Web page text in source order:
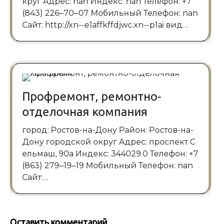
(843) 226‒70‒07 Мобильный Телефон: nan
Сайт: http://xn--e1affkffdjwc.xn--p1ai вид…
Профремонт, ремонтно-
отделочная компания
город: Ростов-на-Дону Район: Ростов-на-
Дону городской округ Адрес: проспект С
ельмаш, 90а Индекс: 344029.0 Телефон: +7
(863) 279‒19‒19 Мобильный Телефон: nan
Сайт:…
Оставить комментарий